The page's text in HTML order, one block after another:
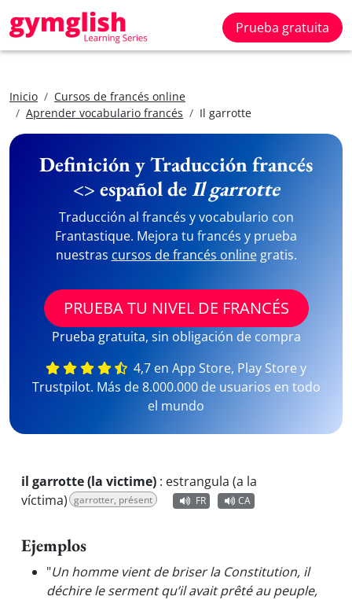
Prueba gratuita
Inicio
Cursos de francés online
Aprender vocabulario francés
Il garrotte
Definición y Traducción francés
<> español deIl garrotte
Traducción al francés y vocabulario con
Frantastique. Mejora tu francés y prueba
nuestras cursos de francés onlinegratis.
PRUEBA TU NIVEL DE FRANCÉS
Prueba gratuita, sin obligación de compra
4,7 en App Store, Play Store y
Trustpilot. Más de 8.000.000 de usuarios en todo
el mundo
il garrotte (la victime) : estrangula (a la
víctima) garrotter, présent FR CA
Ejemplos
"Un homme vient de briser la Constitution, il
déchire le serment qu’il avait prêté au peuple,